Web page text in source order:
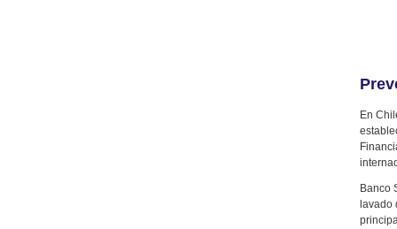
En
Banco
lavado